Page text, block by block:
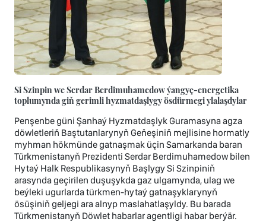
Si Szinpin we Serdar Berdimuhamedow ýangyç-energetika
toplumynda giň gerimli hyzmatdaşlygy ösdürmegi ylalaşdylar
Penşenbe güni Şanhaý Hyzmatdaşlyk Guramasyna agza
döwletleriň Baştutanlarynyň Geňeşiniň mejlisine hormatly
myhman hökmünde gatnaşmak üçin Samarkanda baran
Türkmenistanyň Prezidenti Serdar Berdimuhamedow bilen
Hytaý Halk Respublikasynyň Başlygy Si Szinpiniň
arasynda geçirilen duşuşykda gaz ulgamynda, ulag we
beýleki ugurlarda türkmen-hytaý gatnaşyklarynyň
ösüşiniň geljegi ara alnyp maslahatlaşyldy. Bu barada
Türkmenistanyň Döwlet habarlar agentligi habar berýär.